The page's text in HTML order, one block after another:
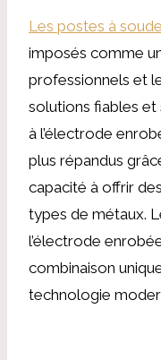
Les postes à
imposés comme
professionnels et
solutions fiables et
à l’électrode
plus répandus
capacité à offrir
types de métaux.
l’électrode
combinaison
technologie